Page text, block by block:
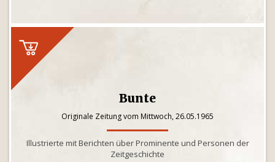
Bunte
Originale Zeitung vom Mittwoch, 26.05.1965
Illustrierte mit Berichten über Prominente und Personen der
Zeitgeschichte